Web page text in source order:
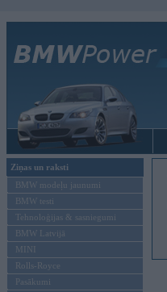
Ziņas un raksti
BMW modeļu jaunumi
BMW testi
Tehnoloģijas & sasniegumi
BMW Latvijā
MINI
Rolls-Royce
Pasākumi